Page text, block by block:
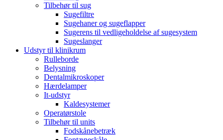
Tilbehør til sug
Sugefiltre
Sugehaner og sugeflapper
Sugerens til vedligeholdelse af sugesystem
Sugeslanger
Udstyr til klinikrum
Rulleborde
Belysning
Dentalmikroskoper
Hærdelamper
It-udstyr
Kaldesystemer
Operatørstole
Tilbehør til units
Fodskånebetræk